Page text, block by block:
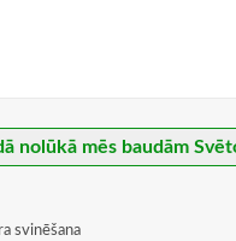
nolūkā mēs baudām
svinēšana